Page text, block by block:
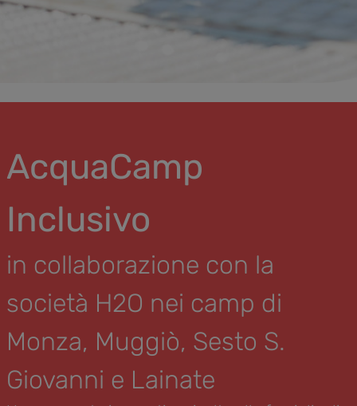
AcquaCamp
Inclusivo
in collaborazione con la
società H2O nei camp di
Monza, Muggiò, Sesto S.
Giovanni e Lainate